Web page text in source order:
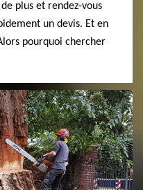
plus et rendez-vous
un devis. Et en
pourquoi chercher